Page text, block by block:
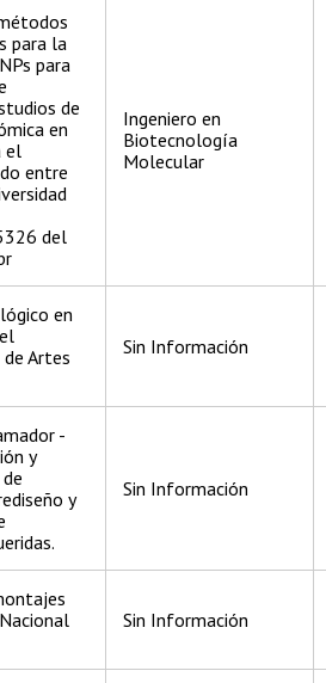
para la
para
de
en
el
entre
del
Ingeniero en
Biotecnología
Molecular
en
Artes
Sin Información
-
y
y
Sin Información
Sin Información